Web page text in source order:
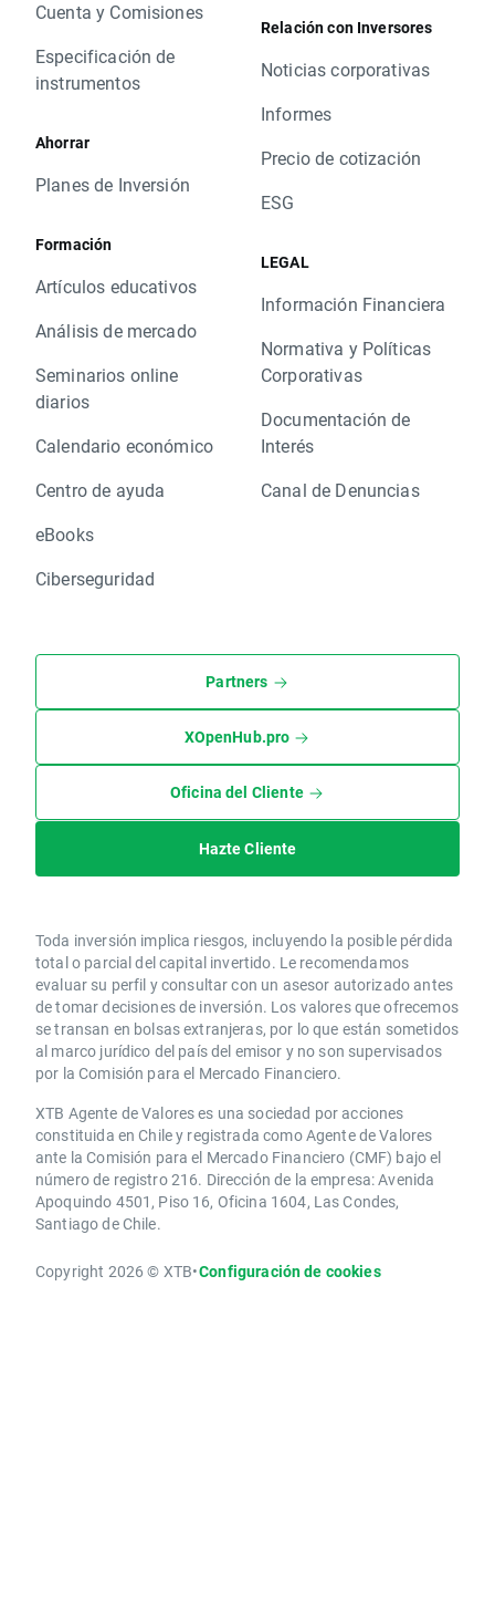
Cuenta y Comisiones
Especificación de
instrumentos
Ahorrar
Planes de Inversión
Formación
Artículos educativos
Análisis de mercado
Seminarios online
diarios
Calendario económico
Centro de ayuda
eBooks
Ciberseguridad
Relación con Inversores
Noticias corporativas
Informes
Precio de cotización
ESG
LEGAL
Información Financiera
Normativa y Políticas
Corporativas
Documentación de
Interés
Canal de Denuncias
Partners
XOpenHub.pro
Oficina del Cliente
Hazte Cliente
Toda inversión implica riesgos, incluyendo la posible pérdida
total o parcial del capital invertido. Le recomendamos
evaluar su perfil y consultar con un asesor autorizado antes
de tomar decisiones de inversión. Los valores que ofrecemos
se transan en bolsas extranjeras, por lo que están sometidos
al marco jurídico del país del emisor y no son supervisados
por la Comisión para el Mercado Financiero.
XTB Agente de Valores es una sociedad por acciones
constituida en Chile y registrada como Agente de Valores
ante la Comisión para el Mercado Financiero (CMF) bajo el
número de registro 216. Dirección de la empresa: Avenida
Apoquindo 4501, Piso 16, Oficina 1604, Las Condes,
Santiago de Chile.
Copyright 2026 © XTB•Configuración de cookies